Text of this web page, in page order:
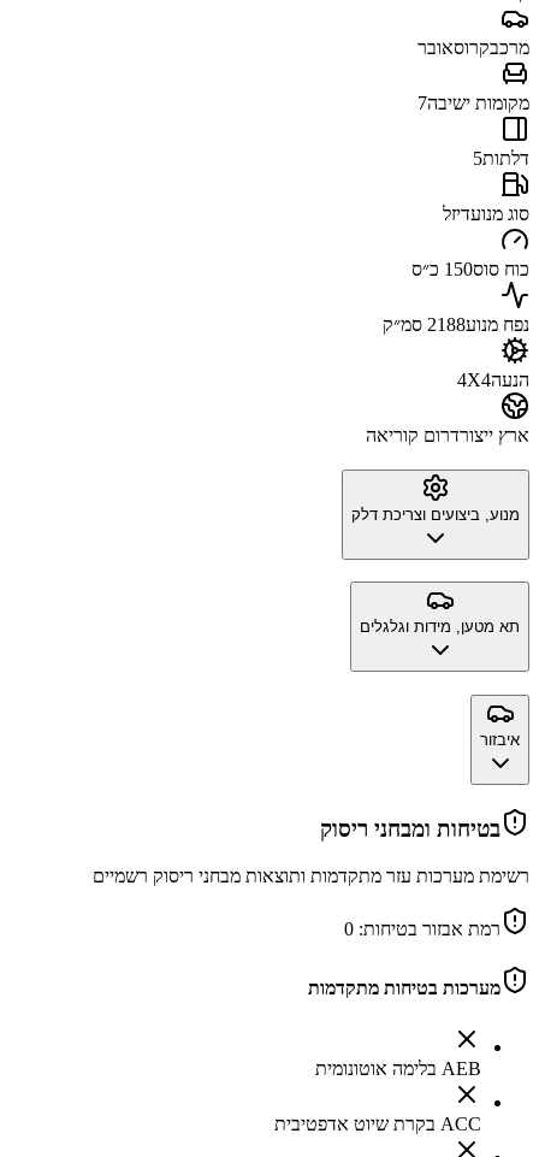
מרכבקרוסאובר
מקומות ישיבה7
דלתות5
סוג מנועדיזל
כוח סוס150 כ״ס
נפח מנוע2188 סמ״ק
הנעה4X4
ארץ ייצורדרום קוריאה
מנוע, ביצועים וצריכת דלק
תא מטען, מידות וגלגלים
איבזור
בטיחות ומבחני ריסוק
רשימת מערכות עזר מתקדמות ותוצאות מבחני ריסוק רשמיים
רמת אבזור בטיחות: 0
מערכות בטיחות מתקדמות
AEB בלימה אוטונומית
ACC בקרת שיוט אדפטיבית